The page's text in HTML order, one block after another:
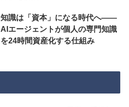
知識は「資本」になる時代へ——
AIエージェントが個人の専門知識
を24時間資産化する仕組み